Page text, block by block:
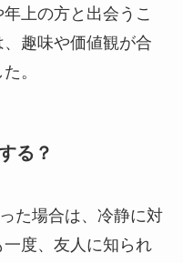
上の方と出会うこ
趣味や価値観が合
。
る？
た場合は、冷静に対
度、友人に知られ